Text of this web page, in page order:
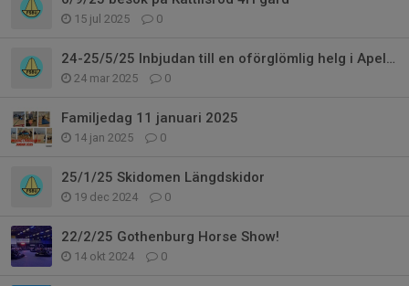
15 jul 2025 0
24-25/5/25 Inbjudan till en oförglömlig helg i Apelviken!
24 mar 2025 0
Familjedag 11 januari 2025
14 jan 2025 0
25/1/25 Skidomen Längdskidor
19 dec 2024 0
22/2/25 Gothenburg Horse Show!
14 okt 2024 0